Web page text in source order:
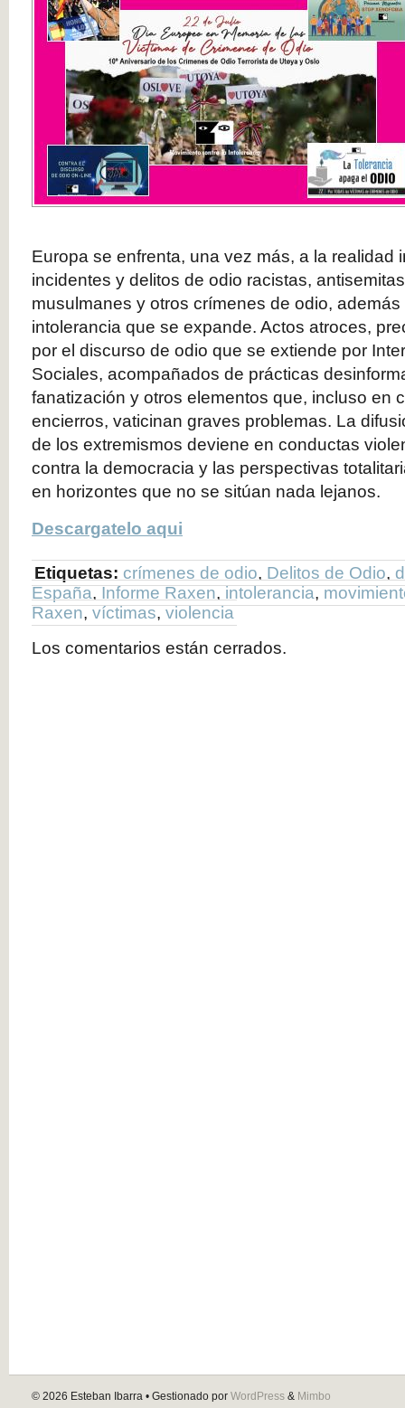
Europa se enfrenta, una vez más, a la realidad
incidentes y delitos de odio racistas,
musulmanes y otros crímenes de odio,
intolerancia que se expande. Actos atroces,
por el discurso de odio que se extiende por
Sociales, acompañados de prácticas
fanatización y otros elementos que, incluso en
encierros, vaticinan graves problemas. La
de los extremismos deviene en conductas
contra la democracia y las perspectivas
en horizontes que no se sitúan nada lejanos.
Descargatelo aqui
Etiquetas: crímenes de odio, Delitos de Odio,
España, Informe Raxen, intolerancia,
Raxen, víctimas, violencia
Los comentarios están cerrados.
© 2026 Esteban Ibarra • Gestionado por WordPress & Mimbo